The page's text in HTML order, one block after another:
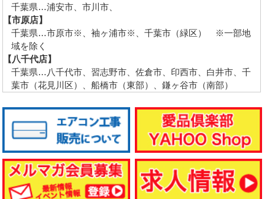
千葉県…浦安市、市川市、
【市原店】
千葉県…市原市※、袖ヶ浦市※、千葉市（緑区） ※一部地
域を除く
【八千代店】
千葉県…八千代市、習志野市、佐倉市、印西市、白井市、千
葉市（花見川区）、船橋市（東部）、鎌ヶ谷市（南部）